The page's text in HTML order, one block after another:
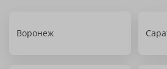
Воронеж